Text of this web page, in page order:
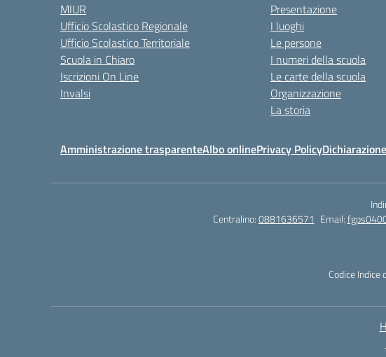
MIUR
Ufficio Scolastico Regionale
Ufficio Scolastico Territoriale
Scuola in Chiaro
Iscrizioni On Line
Invalsi
Presentazione
I luoghi
Le persone
I numeri della scuola
Le carte della scuola
Organizzazione
La storia
Amministrazione trasparenteAlbo onlinePrivacy Policy
Centralino:0881636571 Email:
Codice